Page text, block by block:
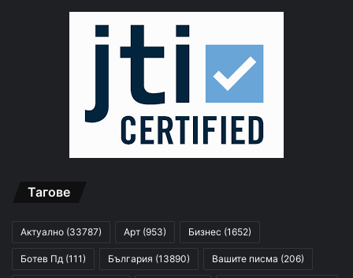
Тагове
Актуално (33787) Арт (953) Бизнес (1652)
Ботев Пд (111) България (13890) Вашите писма (206)